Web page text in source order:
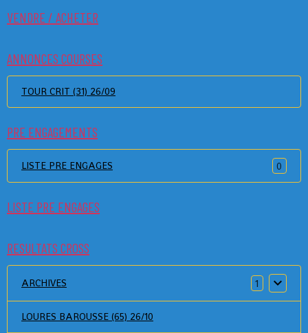
VENDRE / ACHETER
ANNONCES COURSES
TOUR CRIT (31) 26/09
PRE ENGAGEMENTS
LISTE PRE ENGAGES 0
LISTE PRE ENGAGES
RESULTATS CROSS
ARCHIVES 1
LOURES BAROUSSE (65) 26/10